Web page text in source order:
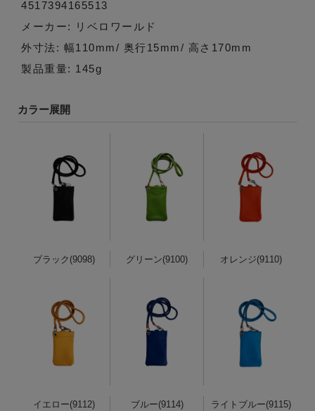
4517394165513
メーカー: リベロワールド
外寸法: 幅110mm/ 奥行15mm/ 高さ170mm
製品重量: 145g
カラー展開
ブラック(9098) グリーン(9100) オレンジ(9110)
イエロー(9112) ブルー(9114) ライトブルー(9115)